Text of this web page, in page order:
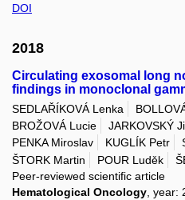
DOI
2018
Circulating exosomal long
findings in monoclonal
SEDLAŘÍKOVÁ Lenka
BROŽOVÁ Lucie
JARKOVSKÝ
PENKA Miroslav
KUGLÍK Petr
ŠTORK Martin
POUR Luděk
Peer-reviewed scientific article
Hematological Oncology ,